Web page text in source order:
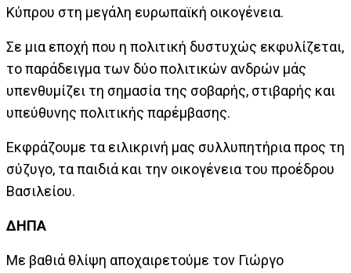
Κύπρου στη μεγάλη ευρωπαϊκή οικογένεια.
Σε μια εποχή που η πολιτική δυστυχώς εκφυλίζεται,
το παράδειγμα των δύο πολιτικών ανδρών μάς
υπενθυμίζει τη σημασία της σοβαρής, στιβαρής και
υπεύθυνης πολιτικής παρέμβασης.
Εκφράζουμε τα ειλικρινή μας συλλυπητήρια προς τη
σύζυγο, τα παιδιά και την οικογένεια του προέδρου
Βασιλείου.
ΔΗΠΑ
Με βαθιά θλίψη αποχαιρετούμε τον Γιώργο